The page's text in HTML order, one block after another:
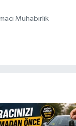
Muhabirlik